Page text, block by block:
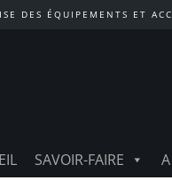
DES ÉQUIPEMENTS ET
SAVOIR-FAIRE